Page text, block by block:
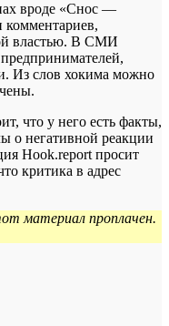
вроде «Снос —
комментариев,
властью. В СМИ
Из слов хокима можно
что у него есть факты,
о негативной реакции
Hook.report просит
критика в адрес
материал проплачен.